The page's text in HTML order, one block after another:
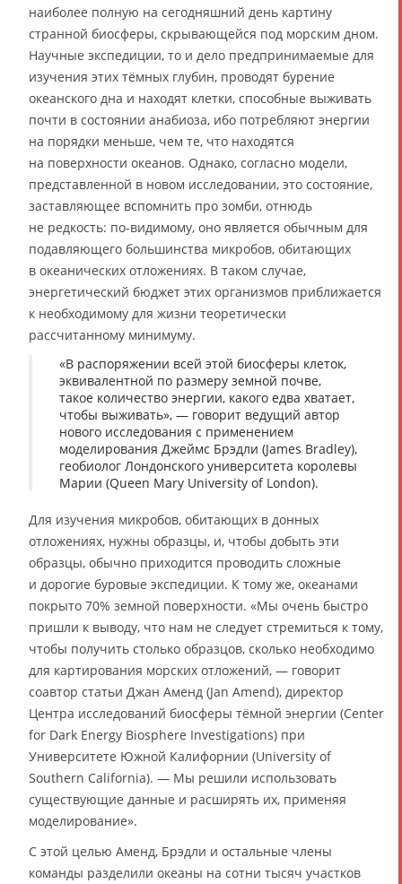
наиболее полную на сегодняшний день картину
странной биосферы, скрывающейся под морским дном.
Научные экспедиции, то и дело предпринимаемые для
изучения этих тёмных глубин, проводят бурение
океанского дна и находят клетки, способные выживать
почти в состоянии анабиоза, ибо потребляют энергии
на порядки меньше, чем те, что находятся
на поверхности океанов. Однако, согласно модели,
представленной в новом исследовании, это состояние,
заставляющее вспомнить про зомби, отнюдь
не редкость: по-видимому, оно является обычным для
подавляющего большинства микробов, обитающих
в океанических отложениях. В таком случае,
энергетический бюджет этих организмов приближается
к необходимому для жизни теоретически
рассчитанному минимуму.
«В распоряжении всей этой биосферы клеток,
эквивалентной по размеру земной почве,
такое количество энергии, какого едва хватает,
чтобы выживать», — говорит ведущий автор
нового исследования с применением
моделирования Джеймс Брэдли (James Bradley),
геобиолог Лондонского университета королевы
Марии (Queen Mary University of London).
Для изучения микробов, обитающих в донных
отложениях, нужны образцы, и, чтобы добыть эти
образцы, обычно приходится проводить сложные
и дорогие буровые экспедиции. К тому же, океанами
покрыто 70% земной поверхности. «Мы очень быстро
пришли к выводу, что нам не следует стремиться к тому,
чтобы получить столько образцов, сколько необходимо
для картирования морских отложений, — говорит
соавтор статьи Джан Аменд (Jan Amend), директор
Центра исследований биосферы тёмной энергии (Center
for Dark Energy Biosphere Investigations) при
Университете Южной Калифорнии (University of
Southern California). — Мы решили использовать
существующие данные и расширять их, применяя
моделирование».
С этой целью Аменд, Брэдли и остальные члены
команды разделили океаны на сотни тысяч участков